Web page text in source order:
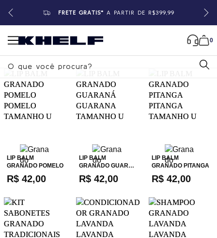
FRETE GRÁTIS* A PARTIR DE R$399,99
0
B
LIP BALM
GRANADO POMELO
R$ 42,00
LIP BALM
GRANADO GUAR…
R$ 42,00
LIP BALM
GRANADO PITANGA
R$ 42,00